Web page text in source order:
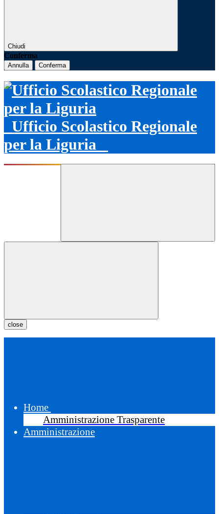
Chiudi
Conferma
Annulla Conferma
Ufficio Scolastico Regionale
per la Liguria
close
Home
Amministrazione Trasparente
Amministrazione